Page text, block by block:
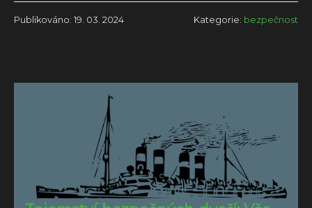
Publikováno: 19. 03. 2024 Kategorie: bezpečnost